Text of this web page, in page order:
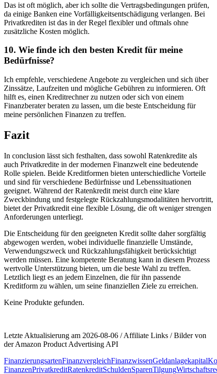
Das ist oft möglich, aber ich sollte die Vertragsbedingungen prüfen,‍
da ​einige⁣ Banken eine Vorfälligkeitsentschädigung verlangen. Bei
‍Privatkrediten ist das in der Regel flexibler und oftmals ohne
zusätzliche Kosten möglich.
10. Wie finde ich den besten Kredit ‌für meine
‌Bedürfnisse?
Ich empfehle, verschiedene Angebote zu vergleichen und sich über
Zinssätze, Laufzeiten und mögliche Gebühren zu informieren. Oft
hilft es,⁢ einen Kreditrechner zu nutzen oder sich von einem⁢
Finanzberater beraten zu lassen, um die beste ⁢Entscheidung für
meine persönlichen Finanzen zu treffen.
Fazit
In conclusion lässt sich festhalten, dass sowohl Ratenkredite als
auch Privatkredite in ⁤der ⁤modernen Finanzwelt eine bedeutende
⁤Rolle spielen. Beide Kreditformen ​bieten unterschiedliche Vorteile
und sind für verschiedene Bedürfnisse und Lebenssituationen
geeignet. Während der ⁣Ratenkredit meist durch eine klare
Zweckbindung und festgelegte Rückzahlungsmodalitäten hervortritt,
bietet der Privatkredit eine​ flexible Lösung, die oft weniger strengen
Anforderungen unterliegt.
Die Entscheidung für den geeigneten ​Kredit sollte daher sorgfältig
abgewogen werden, wobei ⁣individuelle finanzielle Umstände,
Verwendungszweck und⁢ Rückzahlungsfähigkeit berücksichtigt
werden müssen. Eine kompetente Beratung kann in diesem Prozess
wertvolle Unterstützung bieten, ⁤um die beste Wahl‍ zu ⁣treffen.⁣
Letztlich liegt‌ es an jedem Einzelnen, die für ihn ⁢passende
Kreditform zu wählen, um seine finanziellen Ziele ⁣zu⁢ erreichen.
Keine Produkte gefunden.
Letzte Aktualisierung am 2026-08-06 / Affiliate Links / Bilder von
der Amazon Product Advertising API
FinanzierungsartenFinanzvergleichFinanzwissenGeldanlagekapital
FinanzenPrivatkreditRatenkreditSchuldenSparenTilgung